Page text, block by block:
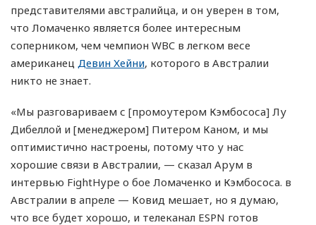
представителями австралийца, и он уверен в том,
что Ломаченко является более интересным
соперником, чем чемпион WBC в легком весе
американец Девин Хейни, которого в Австралии
никто не знает.
«Мы разговариваем с [промоутером Кэмбососа] Лу
Дибеллой и [менеджером] Питером Каном, и мы
оптимистично настроены, потому что у нас
хорошие связи в Австралии, — сказал Арум в
интервью FightHype о бое Ломаченко и Кэмбососа. в
Австралии в апреле — Ковид мешает, но я думаю,
что все будет хорошо, и телеканал ESPN готов